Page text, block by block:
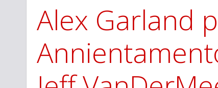
Alex Garland